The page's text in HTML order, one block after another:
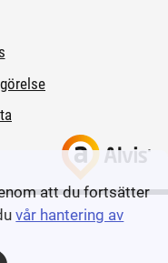
att du fortsätter
vår hantering av